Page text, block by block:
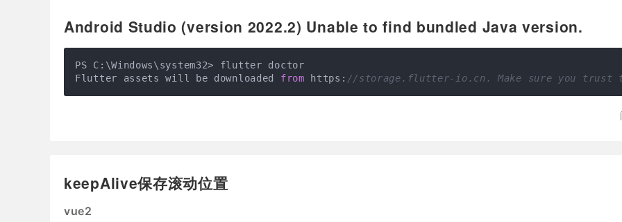
Android Studio (version 2022.2) Unable to find bundled Java version.
PS C:\Windows\system32> flutter doctor
Flutter assets will be downloaded from https: //storage.flutter-io.cn. Make sure you trust
keepAlive保存滚动位置
vue2